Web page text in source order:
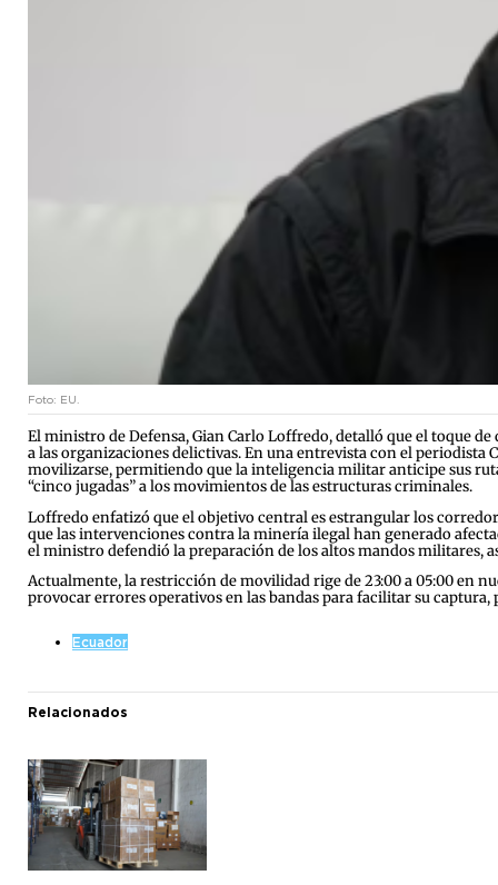
Foto: EU.
El ministro de Defensa, Gian Carlo Loffredo, detalló que el toque
a las organizaciones delictivas. En una entrevista con el periodista
movilizarse, permitiendo que la inteligencia militar anticipe sus
“cinco jugadas” a los movimientos de las estructuras criminales.
Loffredo enfatizó que el objetivo central es estrangular los
que las intervenciones contra la minería ilegal han generado
el ministro defendió la preparación de los altos mandos militares,
Actualmente, la restricción de movilidad rige de 23:00 a 05:00 en
provocar errores operativos en las bandas para facilitar su
Ecuador
Relacionados